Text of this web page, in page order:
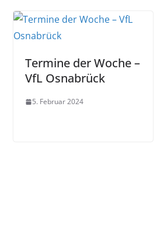
Termine der Woche –
VfL Osnabrück
5. Februar 2024